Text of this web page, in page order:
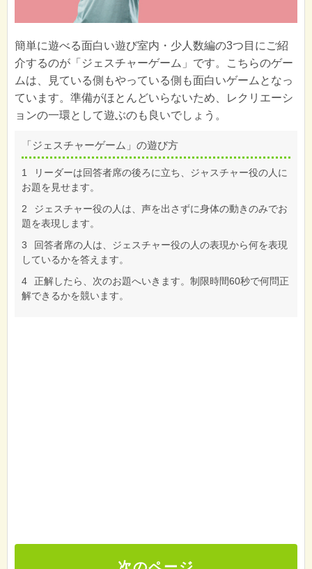
簡単に遊べる面白い遊び室内・少人数編の3つ目にご紹
介するのが「ジェスチャーゲーム」です。こちらのゲー
ムは、見ている側もやっている側も面白いゲームとなっ
ています。準備がほとんどいらないため、レクリエーシ
ョンの一環として遊ぶのも良いでしょう。
「ジェスチャーゲーム」の遊び方
1
リーダーは回答者席の後ろに立ち、ジャスチャー役の人に
お題を見せます。
2
ジェスチャー役の人は、声を出さずに身体の動きのみでお
題を表現します。
3
回答者席の人は、ジェスチャー役の人の表現から何を表現
しているかを答えます。
4
正解したら、次のお題へいきます。制限時間60秒で何問正
解できるかを競います。